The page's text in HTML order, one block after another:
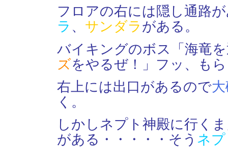
フロアの右には隠し通路
ラ 、 サンダラ がある。
バイキングのボス「海竜
ズをやるぜ！」フッ、も
右上には出口があるので
く。
しかしネプト神殿に行く
がある・・・・・そう ネ